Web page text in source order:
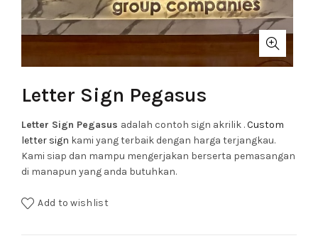
Letter Sign Pegasus
Letter Sign Pegasus adalah contoh sign akrilik .Custom
letter sign kami yang terbaik dengan harga terjangkau.
Kami siap dan mampu mengerjakan berserta pemasangan
di manapun yang anda butuhkan.
Add to wishlist